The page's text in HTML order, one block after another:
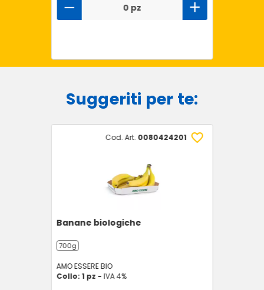
0 pz
Suggeriti per te:
Cod. Art. 0080424201
Banane biologiche
700g
AMO ESSERE BIO
Collo: 1 pz - IVA 4%